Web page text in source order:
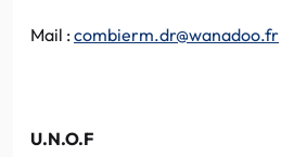
Mail :combierm.dr@wanadoo.fr
U.N.O.F